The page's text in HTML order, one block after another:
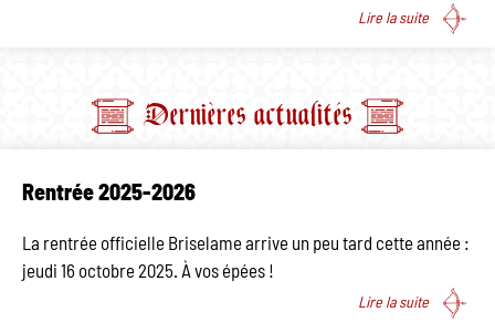
Lire la suite
Dernières actualités
Rentrée 2025-2026
La rentrée officielle Briselame arrive un peu tard cette année :
jeudi 16 octobre 2025. À vos épées !
Lire la suite